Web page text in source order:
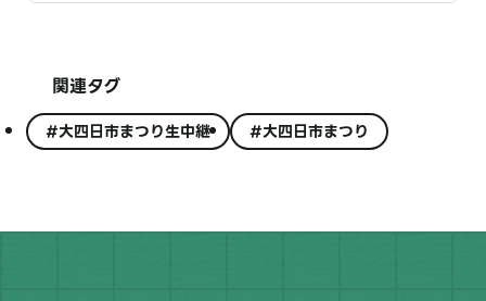
関連タグ
#大四日市まつり生中継 #大四日市まつり